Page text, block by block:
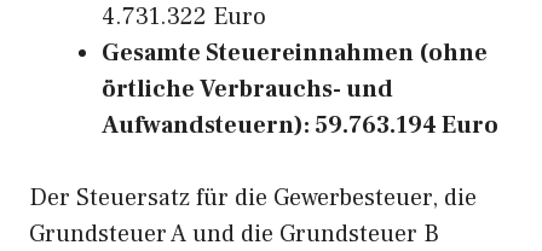
4.731.322 Euro
Gesamte Steuereinnahmen (ohne
örtliche Verbrauchs- und
Aufwandsteuern): 59.763.194 Euro
Der Steuersatz für die Gewerbesteuer, die
Grundsteuer A und die Grundsteuer B